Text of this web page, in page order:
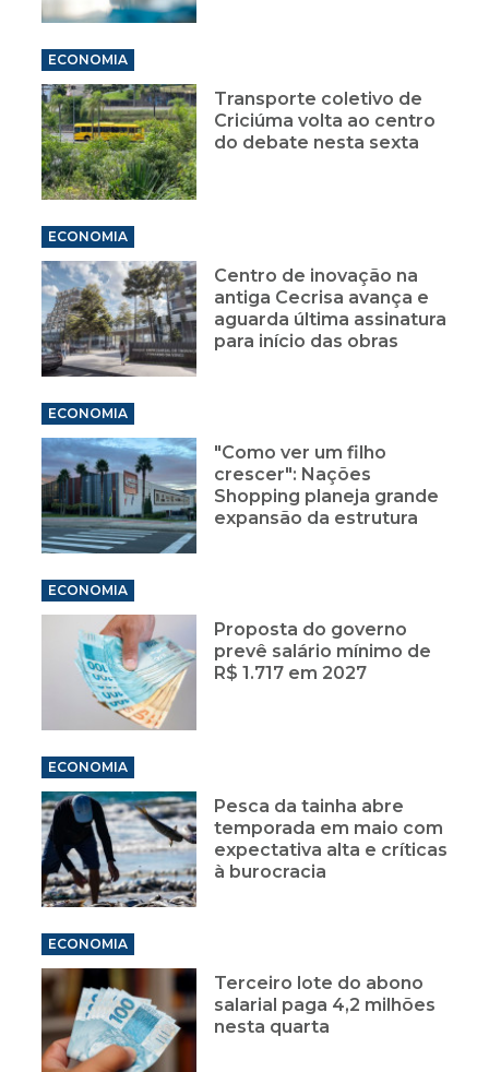
ECONOMIA
Transporte coletivo de
Criciúma volta ao centro
do debate nesta sexta
ECONOMIA
Centro de inovação na
antiga Cecrisa avança e
aguarda última assinatura
para início das obras
ECONOMIA
"Como ver um filho
crescer": Nações
Shopping planeja grande
expansão da estrutura
ECONOMIA
Proposta do governo
prevê salário mínimo de
R$ 1.717 em 2027
ECONOMIA
Pesca da tainha abre
temporada em maio com
expectativa alta e críticas
à burocracia
ECONOMIA
Terceiro lote do abono
salarial paga 4,2 milhões
nesta quarta